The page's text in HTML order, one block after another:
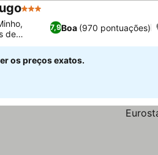
3 Estrelas
7,9Boa (970 pontuações)
de
os preços exatos.